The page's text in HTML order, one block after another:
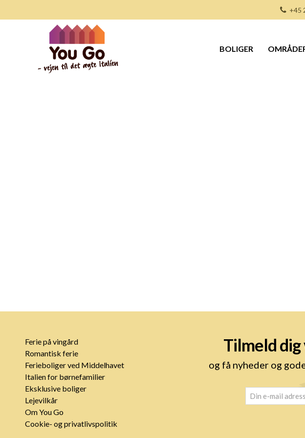
+45
BOLIGER
Ferie på vingård
Romantisk ferie
Ferieboliger ved Middelhavet
Italien for børnefamilier
Eksklusive boliger
Lejevilkår
Om You Go
Cookie- og privatlivspolitik
Tilmeld dig
og få nyheder og